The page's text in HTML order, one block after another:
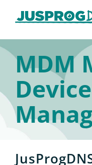
Inhalt
springen
MDM
Device